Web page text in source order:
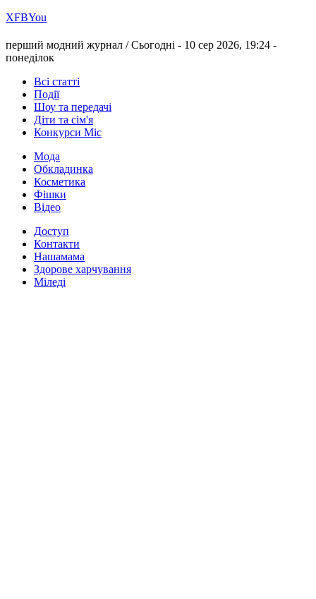
ХFBYou
перший модний журнал /Сьогодні - 10 сер 2026, 19:24 -
понеділок
Всі статті
Події
Шоу та передачі
Діти та сім'я
Конкурси Міс
Мода
Обкладинка
Косметика
Фішки
Відео
Доступ
Контакти
Нашамама
Здорове харчування
Міледі